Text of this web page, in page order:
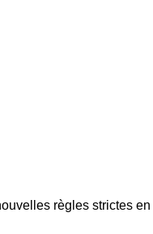
règles strictes en